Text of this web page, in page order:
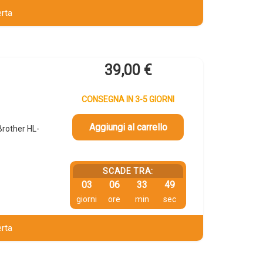
HL-
39,00 €
CONSEGNA IN 3-5 GIORNI
Aggiungi al carrello
SCADE TRA:
03
giorni
06
ore
33
min
48
sec